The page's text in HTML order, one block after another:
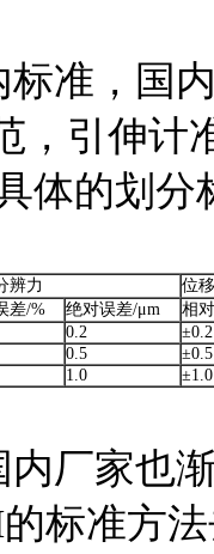
准，国
，引伸计
体的划
辨力
位
差/%
绝对误差/μm
相
0.2
±0.2
0.5
±0.5
1.0 ±1.0
厂家也
标准方